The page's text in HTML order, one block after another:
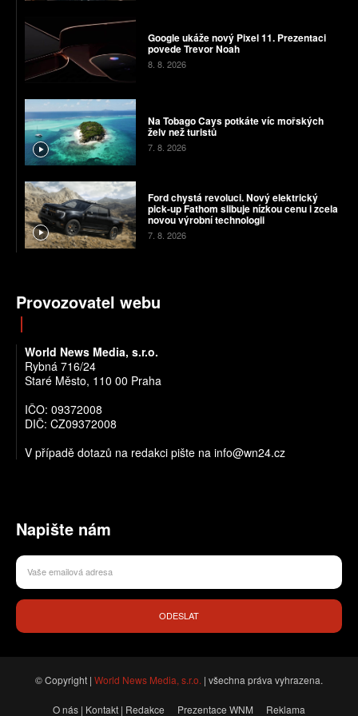
Google ukáže nový Pixel 11. Prezentaci
povede Trevor Noah
8. 8. 2026
Na Tobago Cays potkáte víc mořských
želv než turistů
7. 8. 2026
Ford chystá revoluci. Nový elektrický
pick-up Fathom slibuje nízkou cenu i zcela
novou výrobní technologii
7. 8. 2026
Provozovatel webu
World News Media, s.r.o.
Rybná 716/24
Staré Město, 110 00 Praha
IČO: 09372008
DIČ: CZ09372008
V případě dotazů na redakci pište na info@wn24.cz
Napište nám
ODESLAT
© Copyright | World News Media, s.r.o. | všechna práva vyhrazena.
O nás | Kontakt | Redakce Prezentace WNM Reklama